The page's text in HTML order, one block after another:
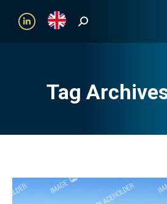
Linkedin Search:
Tag